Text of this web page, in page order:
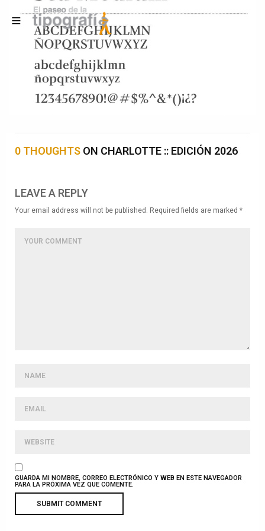
0 THOUGHTS ON CHARLOTTE :: EDICIÓN 2026
LEAVE A REPLY
Your email address will not be published. Required fields are marked *
GUARDA MI NOMBRE, CORREO ELECTRÓNICO Y WEB EN ESTE NAVEGADOR
PARA LA PRÓXIMA VEZ QUE COMENTE.